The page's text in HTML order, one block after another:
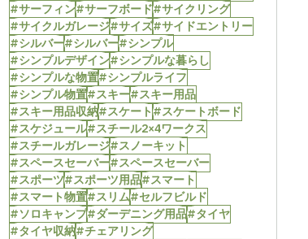
#サーフィン#サーフボード#サイクリング
#サイクルガレージ#サイズ#サイドエントリー
#シルバー#シルバー#シンプル
#シンプルデザイン#シンプルな暮らし
#シンプルな物置#シンプルライフ
#シンプル物置#スキー#スキー用品
#スキー用品収納#スケート#スケートボード
#スケジュール#スチール2×4ワークス
#スチールガレージ#スノーキット
#スペースセーバー#スペースセーバー
#スポーツ#スポーツ用品#スマート
#スマート物置#スリム#セルフビルド
#ソロキャンプ#ダーデニング用品#タイヤ
#タイヤ収納#チェアリング